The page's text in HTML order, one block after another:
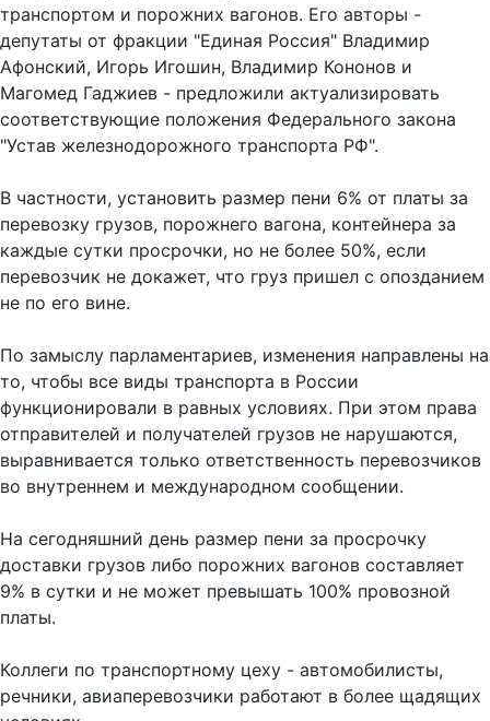
транспортом и порожних вагонов. Его авторы -
депутаты от фракции "Единая Россия" Владимир
Афонский, Игорь Игошин, Владимир Кононов и
Магомед Гаджиев - предложили актуализировать
соответствующие положения Федерального закона
"Устав железнодорожного транспорта РФ".
В частности, установить размер пени 6% от платы за
перевозку грузов, порожнего вагона, контейнера за
каждые сутки просрочки, но не более 50%, если
перевозчик не докажет, что груз пришел с опозданием
не по его вине.
По замыслу парламентариев, изменения направлены на
то, чтобы все виды транспорта в России
функционировали в равных условиях. При этом права
отправителей и получателей грузов не нарушаются,
выравнивается только ответственность перевозчиков
во внутреннем и международном сообщении.
На сегодняшний день размер пени за просрочку
доставки грузов либо порожних вагонов составляет
9% в сутки и не может превышать 100% провозной
платы.
Коллеги по транспортному цеху - автомобилисты,
речники, авиаперевозчики работают в более щадящих